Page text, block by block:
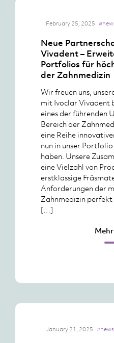
February 25, 2025
Neue
Vivadent –
Portfolios für
der Zahnmedizin
Wir freuen uns,
mit Ivoclar Vivadent
eines der führenden
Bereich der
eine Reihe
nun in unser
haben. Unsere
eine Vielzahl von
erstklassige
Anforderungen der
Zahnmedizin perfekt
[…]
January 21, 2025 #news